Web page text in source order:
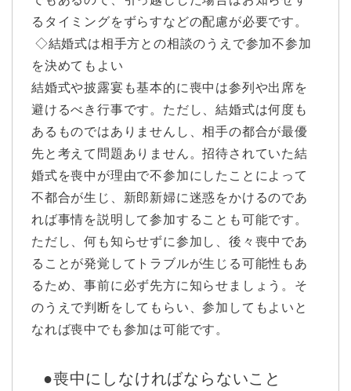
るタイミングをずらすなどの配慮が必要です。
◇結婚式は相手方との相談のうえで参加不参加
を決めてもよい
結婚式や披露宴も基本的に喪中は参列や出席を
避けるべき行事です。ただし、結婚式は何度も
あるものではありませんし、相手の都合が最優
先と考えて問題ありません。招待されていた結
婚式を喪中が理由で不参加にしたことによって
不都合が生じ、新郎新婦に迷惑をかけるのであ
れば事情を説明して参加することも可能です。
ただし、何も知らせずに参加し、後々喪中であ
ることが発覚してトラブルが生じる可能性もあ
るため、事前に必ず先方に知らせましょう。そ
のうえで判断をしてもらい、参加してもよいと
なれば喪中でも参加は可能です。
●喪中にしなければならないこと